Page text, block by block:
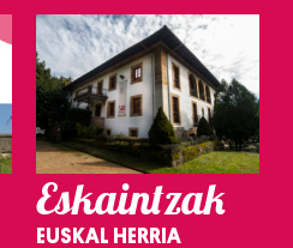
Eskaintzak
EUSKAL HERRIA